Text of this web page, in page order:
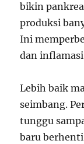
bikin
produksi
Ini
dan
Lebih baik
seimbang.
tunggu
baru